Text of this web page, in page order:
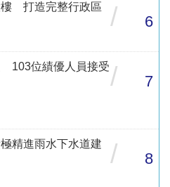
樓 打造完整行政區
/ 6
103位績優人員接受/ 7
精進雨水下水道建
/ 8